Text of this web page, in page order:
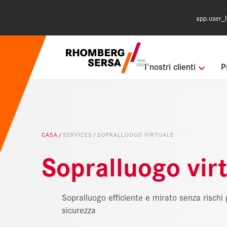
I nostri clientiSuggerimenti
CASA SERVICES SOPRALLUOGO VIRTUALE
Sopralluogo
Sopralluogo efficiente e mirato senza rischi
sicurezza